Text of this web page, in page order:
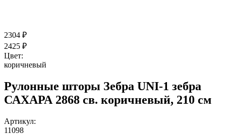
2304 ₽
2425 ₽
Цвет:
коричневый
Рулонные шторы Зебра UNI-1 зебра
САХАРА 2868 св. коричневый, 210 см
Артикул:
11098